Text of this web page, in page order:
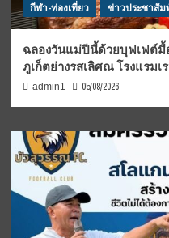
กีฬา-ท่องเที่ยว ข่าวประชาสัม
ฉลองวันแม่ปีนี้ด้วยบุฟเฟต์มื้
ภูเก็ตย่างรสเลิศณ โรงแรม
admin1 05/08/2026